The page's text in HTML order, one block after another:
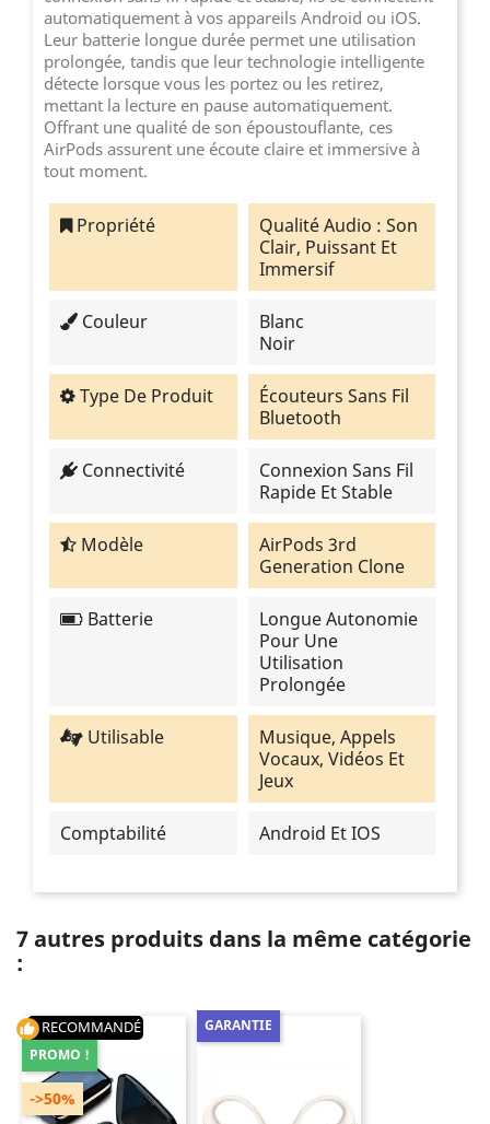
automatiquement à vos appareils Android ou iOS.
Leur batterie longue durée permet une utilisation
prolongée, tandis que leur technologie intelligente
détecte lorsque vous les portez ou les retirez,
mettant la lecture en pause automatiquement.
Offrant une qualité de son époustouflante, ces
AirPods assurent une écoute claire et immersive à
tout moment.
Propriété
Qualité Audio : Son
Clair, Puissant Et
Immersif
Couleur
Blanc
Noir
Type De Produit
Écouteurs Sans Fil
Bluetooth
Connectivité
Connexion Sans Fil
Rapide Et Stable
Modèle
AirPods 3rd
Generation Clone
Batterie
Longue Autonomie
Pour Une
Utilisation
Prolongée
Utilisable
Musique, Appels
Vocaux, Vidéos Et
Jeux
Comptabilité Android Et IOS
7 autres produits dans la même catégorie
:
thumb_up RECOMMANDÉ
PROMO !
->50%
GARANTIE